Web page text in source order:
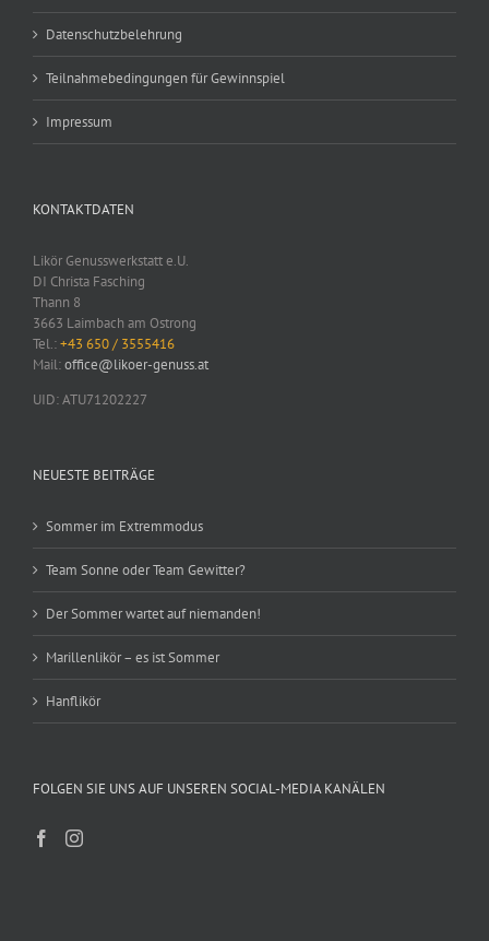
Datenschutzbelehrung
Teilnahmebedingungen für Gewinnspiel
Impressum
KONTAKTDATEN
Likör Genusswerkstatt e.U.
DI Christa Fasching
Thann 8
3663 Laimbach am Ostrong
Tel.:+43 650 / 3555416
Mail:office@likoer-genuss.at
UID: ATU71202227
NEUESTE BEITRÄGE
Sommer im Extremmodus
Team Sonne oder Team Gewitter?
Der Sommer wartet auf niemanden!
Marillenlikör – es ist Sommer
Hanflikör
FOLGEN SIE UNS AUF UNSEREN SOCIAL-MEDIA KANÄLEN